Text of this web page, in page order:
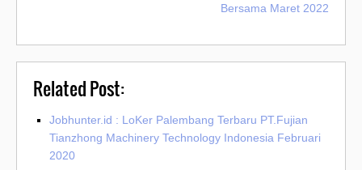
Bersama Maret 2022
Related Post:
Jobhunter.id : LoKer Palembang Terbaru PT.Fujian
Tianzhong Machinery Technology Indonesia Februari
2020